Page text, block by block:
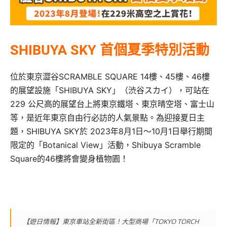
SHIBUYA SKY 首個夏季特別活動
位於東京澀谷SCRAMBLE SQUARE 14樓、45樓、46樓
的展望設施「SHIBUYA SKY」（渋谷スカイ），可站在
229 公尺高的展望台上將東京鐵塔、東京晴空塔、富士山
等，是近年東京自由行必訪的人氣景點。為迎接夏日主
題，SHIBUYA SKY於 2023年8月1日～10月1日舉行期間
限定的「Botanical View」活動，Shibuya Scramble
Square的46樓將會變身植物園！
【遊日情報】東京車站全新街區！大型商場「TOKYO TORCH